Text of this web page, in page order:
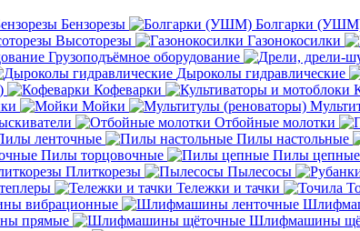
Бензорезы
Болгарки
Высоторезы Газонокосилки
Грузоподъёмное оборудование
Дыроколы гидравлические
Кофеварки
Мойки
Отбойные молотки
ленточные Пилы настольные
Пилы торцовочные
Пилы цепные
Плиткорезы Пылесосы
Тележки и тачки
вибрационные
прямые
Шлифмашины